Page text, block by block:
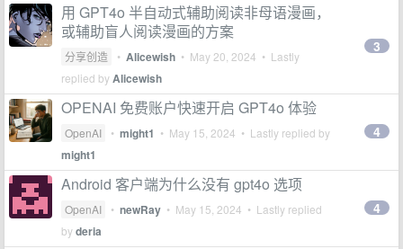
用 GPT4o 半自动式辅助阅读非母语漫画，
或辅助盲人阅读漫画的方案
分享创造 • Alicewish • May 20, 2024 • Lastly
replied byAlicewish
3
OPENAI 免费账户快速开启 GPT4o 体验
OpenAI • might1 • May 15, 2024 • Lastly replied by
might1
4
Android 客户端为什么没有 gpt4o 选项
OpenAI • newRay • May 15, 2024 • Lastly replied
byderia
4